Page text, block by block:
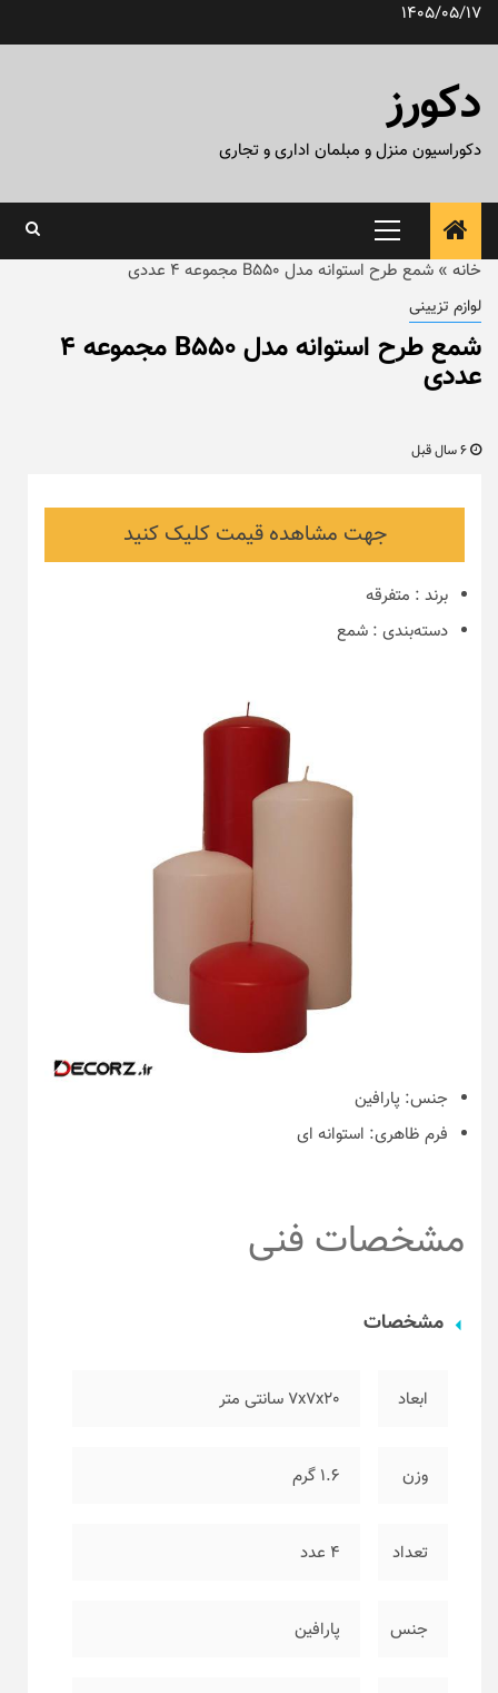
پرش1405/05/17
دکورز
دکوراسیون منزل و مبلمان اداری و تجاری
منوی
اصلی
خانه » شمع طرح استوانه مدل B550 مجموعه ۴ عددی
لوازم تزیینی
شمع طرح استوانه مدل B550 مجموعه ۴
عددی
جهت مشاهده قیمت کلیک کنید
برند : متفرقه
دسته‌بندی : شمع
جنس: پارافین
فرم ظاهری: استوانه ای
مشخصات فنی
مشخصات
ابعاد ۷x7x20 سانتی متر
وزن ۱.۶ گرم
تعداد ۴ عدد
جنس پارافین